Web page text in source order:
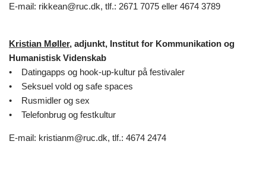
E-mail: rikkean@ruc.dk, tlf.: 2671 7075 eller 4674 3789
Kristian Møller, adjunkt, Institut for Kommunikation og
Humanistisk Videnskab
• Datingapps og hook-up-kultur på festivaler
• Seksuel vold og safe spaces
• Rusmidler og sex
• Telefonbrug og festkultur
E-mail: kristianm@ruc.dk, tlf.: 4674 2474